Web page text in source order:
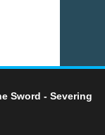
Sword - Severing